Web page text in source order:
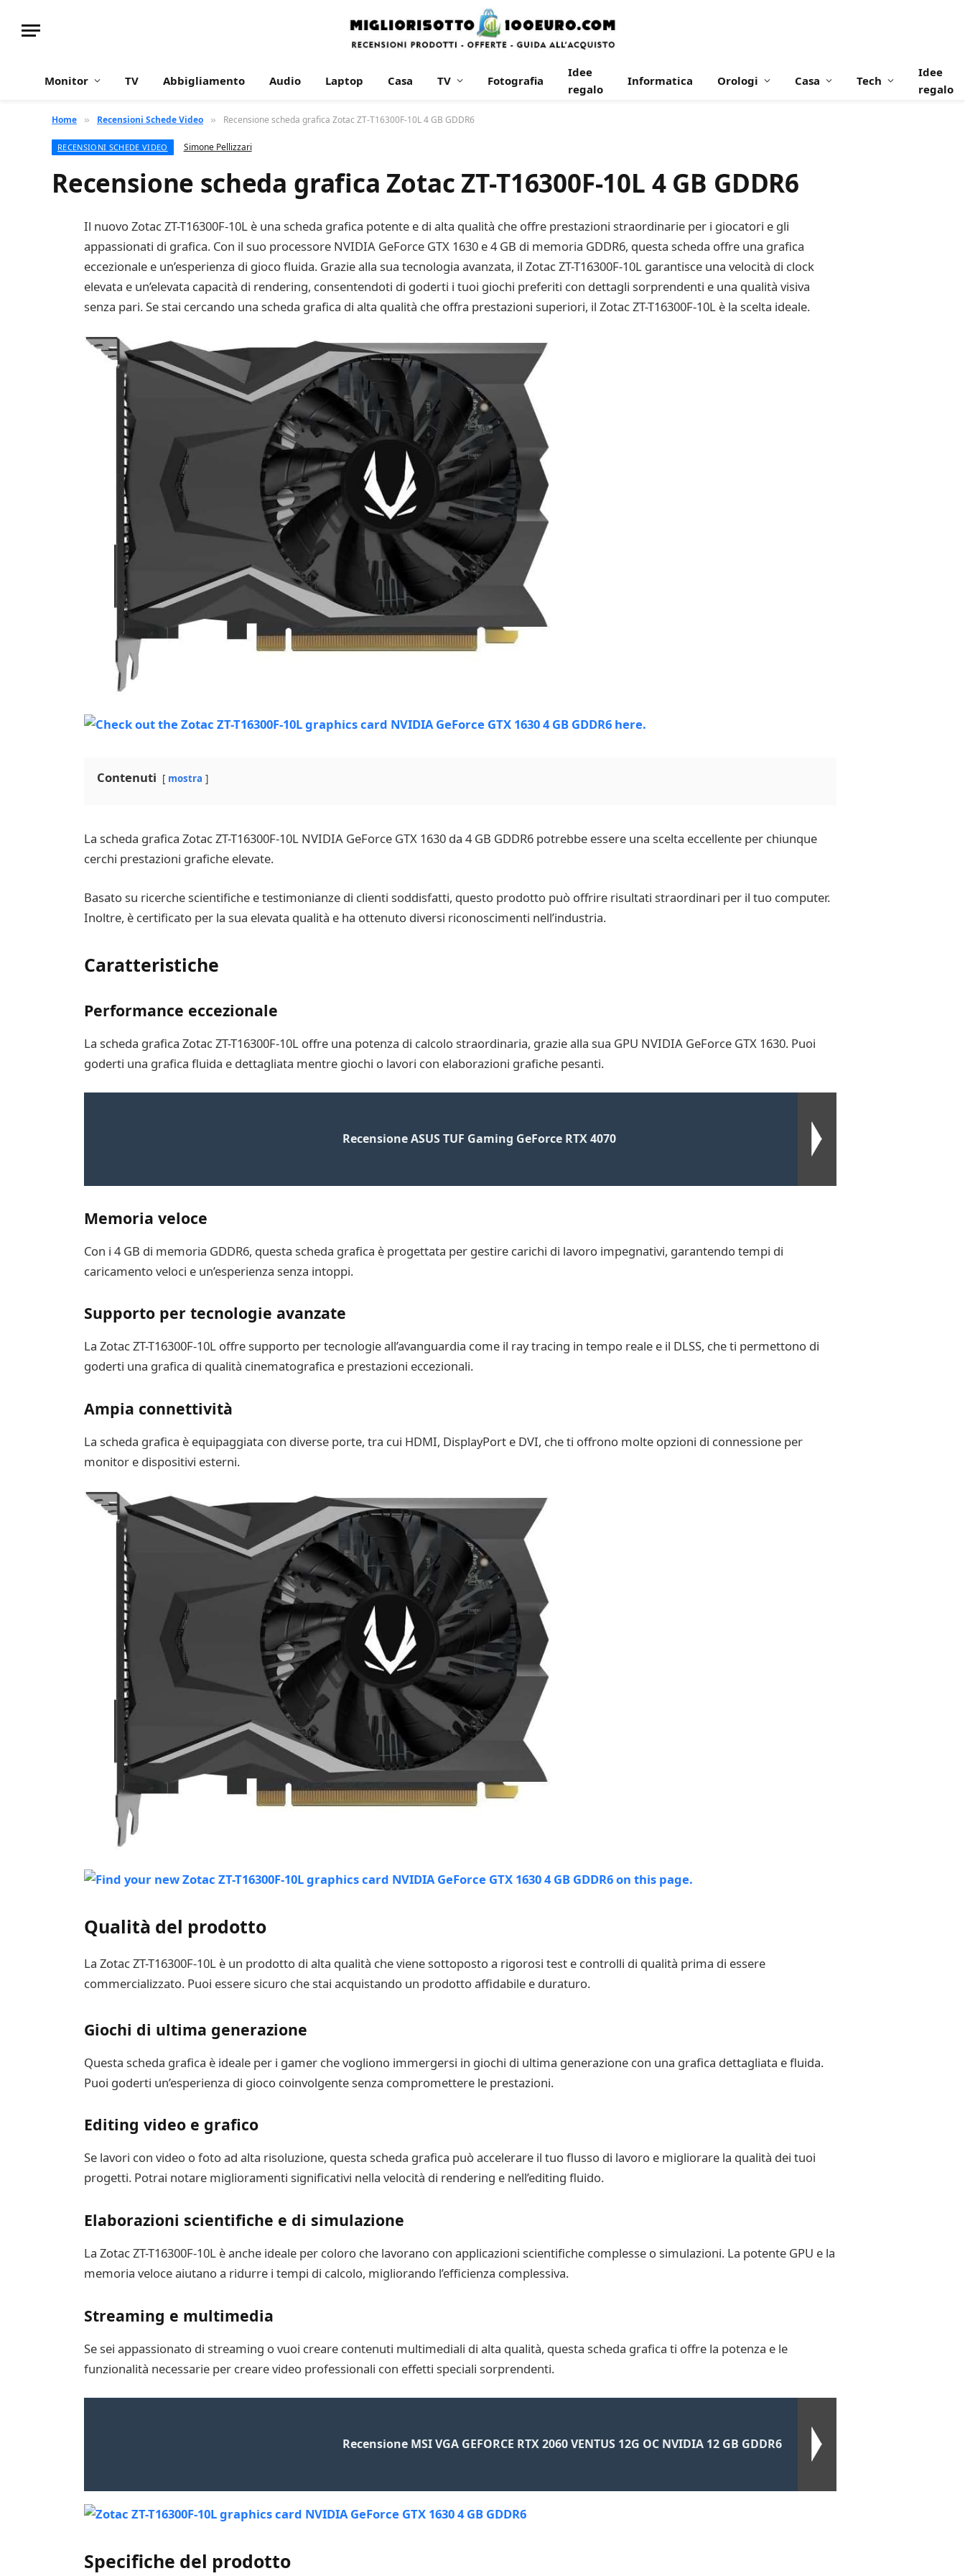
Monitor TV Abbigliamento Audio Laptop Casa TV Fotografia
Idee
regalo
Informatica Orologi Casa Tech
Idee
regalo
Home » Recensioni Schede Video » Recensione scheda grafica Zotac ZT-T16300F-10L 4 GB GDDR6
RECENSIONI SCHEDE VIDEO Simone Pellizzari
Recensione scheda grafica Zotac ZT-T16300F-10L 4 GB GDDR6
Il nuovo Zotac ZT-T16300F-10L è una scheda grafica potente e di alta qualità che offre prestazioni straordinarie per i giocatori e gli
appassionati di grafica. Con il suo processore NVIDIA GeForce GTX 1630 e 4 GB di memoria GDDR6, questa scheda offre una grafica
eccezionale e un’esperienza di gioco fluida. Grazie alla sua tecnologia avanzata, il Zotac ZT-T16300F-10L garantisce una velocità di clock
elevata e un’elevata capacità di rendering, consentendoti di goderti i tuoi giochi preferiti con dettagli sorprendenti e una qualità visiva
senza pari. Se stai cercando una scheda grafica di alta qualità che offra prestazioni superiori, il Zotac ZT-T16300F-10L è la scelta ideale.
Contenuti mostra
La scheda grafica Zotac ZT-T16300F-10L NVIDIA GeForce GTX 1630 da 4 GB GDDR6 potrebbe essere una scelta eccellente per chiunque
cerchi prestazioni grafiche elevate.
Basato su ricerche scientifiche e testimonianze di clienti soddisfatti, questo prodotto può offrire risultati straordinari per il tuo computer.
Inoltre, è certificato per la sua elevata qualità e ha ottenuto diversi riconoscimenti nell’industria.
Caratteristiche
Performance eccezionale
La scheda grafica Zotac ZT-T16300F-10L offre una potenza di calcolo straordinaria, grazie alla sua GPU NVIDIA GeForce GTX 1630. Puoi
goderti una grafica fluida e dettagliata mentre giochi o lavori con elaborazioni grafiche pesanti.
Recensione ASUS TUF Gaming GeForce RTX 4070
Memoria veloce
Con i 4 GB di memoria GDDR6, questa scheda grafica è progettata per gestire carichi di lavoro impegnativi, garantendo tempi di
caricamento veloci e un’esperienza senza intoppi.
Supporto per tecnologie avanzate
La Zotac ZT-T16300F-10L offre supporto per tecnologie all’avanguardia come il ray tracing in tempo reale e il DLSS, che ti permettono di
goderti una grafica di qualità cinematografica e prestazioni eccezionali.
Ampia connettività
La scheda grafica è equipaggiata con diverse porte, tra cui HDMI, DisplayPort e DVI, che ti offrono molte opzioni di connessione per
monitor e dispositivi esterni.
Qualità del prodotto
La Zotac ZT-T16300F-10L è un prodotto di alta qualità che viene sottoposto a rigorosi test e controlli di qualità prima di essere
commercializzato. Puoi essere sicuro che stai acquistando un prodotto affidabile e duraturo.
Giochi di ultima generazione
Questa scheda grafica è ideale per i gamer che vogliono immergersi in giochi di ultima generazione con una grafica dettagliata e fluida.
Puoi goderti un’esperienza di gioco coinvolgente senza compromettere le prestazioni.
Editing video e grafico
Se lavori con video o foto ad alta risoluzione, questa scheda grafica può accelerare il tuo flusso di lavoro e migliorare la qualità dei tuoi
progetti. Potrai notare miglioramenti significativi nella velocità di rendering e nell’editing fluido.
Elaborazioni scientifiche e di simulazione
La Zotac ZT-T16300F-10L è anche ideale per coloro che lavorano con applicazioni scientifiche complesse o simulazioni. La potente GPU e la
memoria veloce aiutano a ridurre i tempi di calcolo, migliorando l’efficienza complessiva.
Streaming e multimedia
Se sei appassionato di streaming o vuoi creare contenuti multimediali di alta qualità, questa scheda grafica ti offre la potenza e le
funzionalità necessarie per creare video professionali con effetti speciali sorprendenti.
Recensione MSI VGA GEFORCE RTX 2060 VENTUS 12G OC NVIDIA 12 GB GDDR6
Specifiche del prodotto